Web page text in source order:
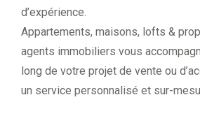
d’expérience.
Appartements, maisons, lofts &
agents immobiliers vous
long de votre projet de vente ou
un service personnalisé et sur-